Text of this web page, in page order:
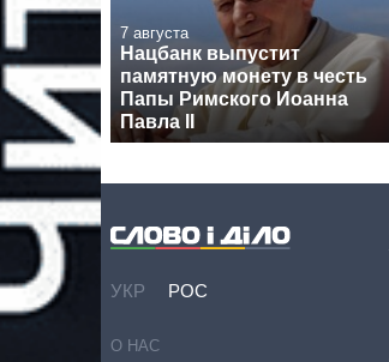
7 августа
Нацбанк выпустит
памятную монету в честь
Папы Римского Иоанна
Павла II
УКР РОС
О НАС